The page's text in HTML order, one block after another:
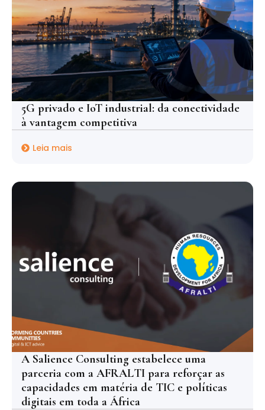
5G privado e IoT industrial: da conectividade
à vantagem competitiva
Leia mais
A Salience Consulting estabelece uma
parceria com a AFRALTI para reforçar as
capacidades em matéria de TIC e políticas
digitais em toda a África